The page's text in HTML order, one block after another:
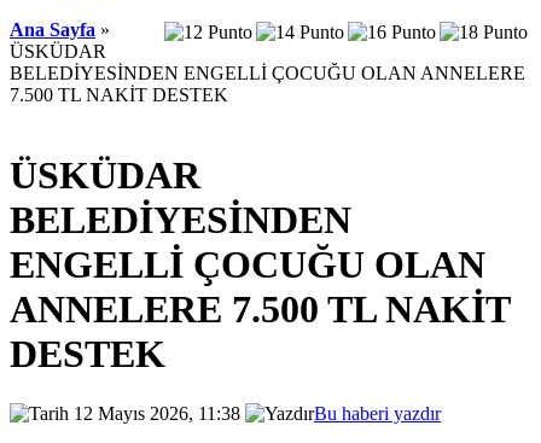
Ana Sayfa »
ÜSKÜDAR
BELEDİYESİNDEN ENGELLİ ÇOCUĞU OLAN ANNELERE
7.500 TL NAKİT DESTEK
ÜSKÜDAR
BELEDİYESİNDEN
ENGELLİ ÇOCUĞU OLAN
ANNELERE 7.500 TL NAKİT
DESTEK
12 Mayıs 2026, 11:38 Bu haberi yazdır